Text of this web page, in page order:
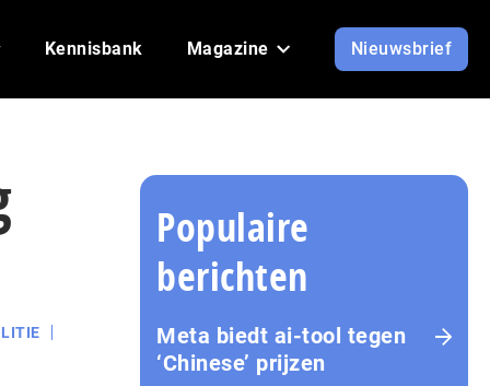
Kennisbank Magazine Nieuwsbrief
Populaire
berichten
Meta biedt ai-tool tegen
‘Chinese’ prijzen